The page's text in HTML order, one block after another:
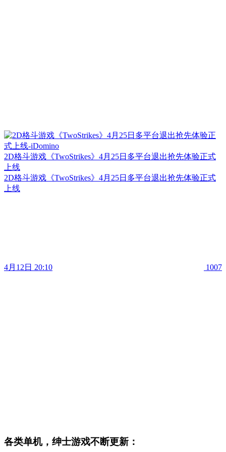
2D格斗游戏《TwoStrikes》4月25日多平台退出抢先体验正式
上线
2D格斗游戏《TwoStrikes》4月25日多平台退出抢先体验正式
上线
4月12日 20:10 1007
各类单机，绅士游戏不断更新：